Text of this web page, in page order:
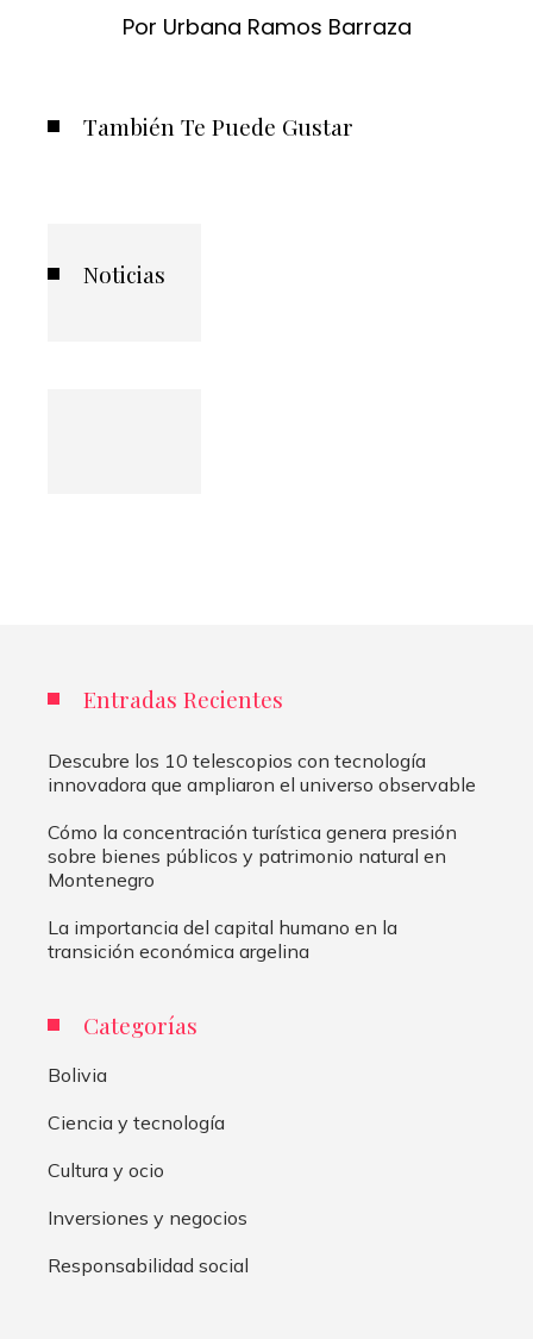
Por Urbana Ramos Barraza
También Te Puede Gustar
Noticias
Entradas Recientes
Descubre los 10 telescopios con tecnología
innovadora que ampliaron el universo observable
Cómo la concentración turística genera presión
sobre bienes públicos y patrimonio natural en
Montenegro
La importancia del capital humano en la
transición económica argelina
Categorías
Bolivia
Ciencia y tecnología
Cultura y ocio
Inversiones y negocios
Responsabilidad social